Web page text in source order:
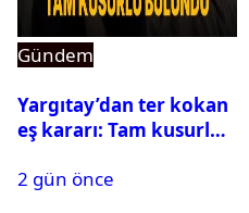
Gündem
Yargıtay’dan ter kokan
eş kararı: Tam kusurlu
2 gün önce